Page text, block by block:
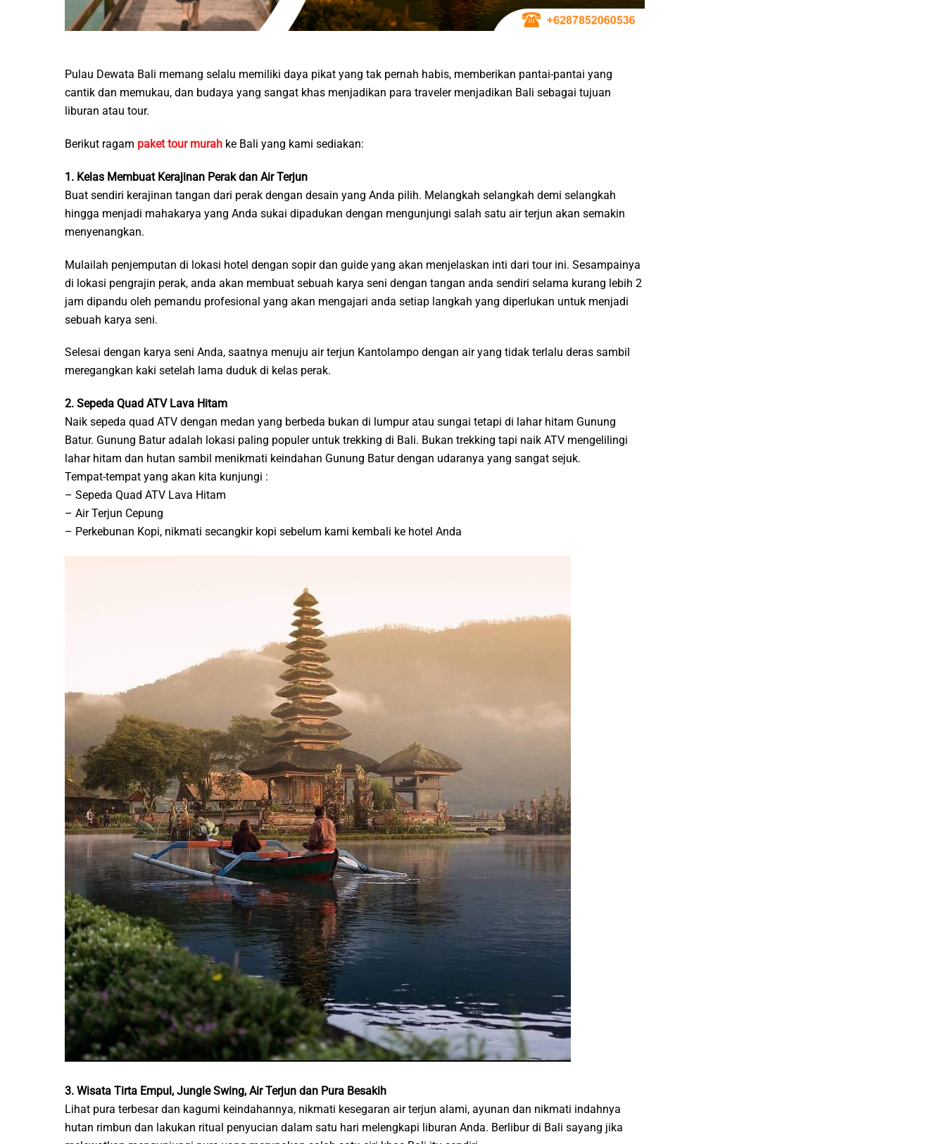
Pulau Dewata Bali memang selalu memiliki daya pikat yang tak pernah habis, memberikan pantai-pantai yang
cantik dan memukau, dan budaya yang sangat khas menjadikan para traveler menjadikan Bali sebagai tujuan
liburan atau tour.
Berikut ragam paket tour murah ke Bali yang kami sediakan:
1. Kelas Membuat Kerajinan Perak dan Air Terjun
Buat sendiri kerajinan tangan dari perak dengan desain yang Anda pilih. Melangkah selangkah demi selangkah
hingga menjadi mahakarya yang Anda sukai dipadukan dengan mengunjungi salah satu air terjun akan semakin
menyenangkan.
Mulailah penjemputan di lokasi hotel dengan sopir dan guide yang akan menjelaskan inti dari tour ini. Sesampainya
di lokasi pengrajin perak, anda akan membuat sebuah karya seni dengan tangan anda sendiri selama kurang lebih 2
jam dipandu oleh pemandu profesional yang akan mengajari anda setiap langkah yang diperlukan untuk menjadi
sebuah karya seni.
Selesai dengan karya seni Anda, saatnya menuju air terjun Kantolampo dengan air yang tidak terlalu deras sambil
meregangkan kaki setelah lama duduk di kelas perak.
2. Sepeda Quad ATV Lava Hitam
Naik sepeda quad ATV dengan medan yang berbeda bukan di lumpur atau sungai tetapi di lahar hitam Gunung
Batur. Gunung Batur adalah lokasi paling populer untuk trekking di Bali. Bukan trekking tapi naik ATV mengelilingi
lahar hitam dan hutan sambil menikmati keindahan Gunung Batur dengan udaranya yang sangat sejuk.
Tempat-tempat yang akan kita kunjungi :
– Sepeda Quad ATV Lava Hitam
– Air Terjun Cepung
– Perkebunan Kopi, nikmati secangkir kopi sebelum kami kembali ke hotel Anda
3. Wisata Tirta Empul, Jungle Swing, Air Terjun dan Pura Besakih
Lihat pura terbesar dan kagumi keindahannya, nikmati kesegaran air terjun alami, ayunan dan nikmati indahnya
hutan rimbun dan lakukan ritual penyucian dalam satu hari melengkapi liburan Anda. Berlibur di Bali sayang jika